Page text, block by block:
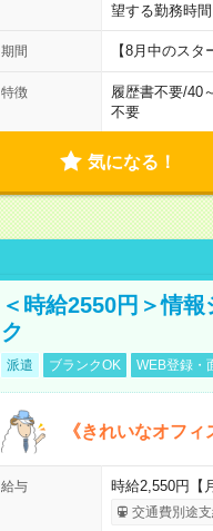
望する勤務時
期間 【8月中のス
特徴 履歴書不要/40
不要
気になる！
＜時給2550円＞情
ク
派遣 ブランクOK WEB登録・
《きれいなオフ
給与 時給2,550円【
交通費別途支